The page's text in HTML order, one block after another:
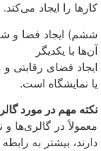
کارها را ایجاد می‌کند.
ششم) ایجاد فضا و
آن‌ها با یکدیگر
ایجاد فضای رقابتی
یا نمایشگاه است.
نکته مهم در مورد
معمولاً در گالری‌ها
دارند، بیشتر به